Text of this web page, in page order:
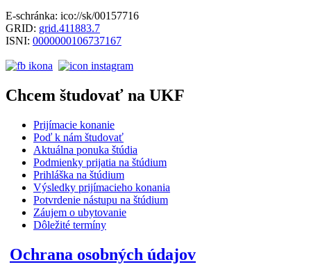
E-schránka: ico://sk/00157716
GRID: grid.411883.7
ISNI: 0000000106737167
Chcem študovať na UKF
Prijímacie konanie
Poď k nám študovať
Aktuálna ponuka štúdia
Podmienky prijatia na štúdium
Prihláška na štúdium
Výsledky prijímacieho konania
Potvrdenie nástupu na štúdium
Záujem o ubytovanie
Dôležité termíny
Ochrana osobných údajov